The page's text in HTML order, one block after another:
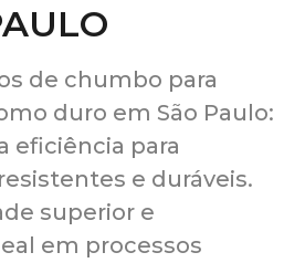
de chumbo para
duro em São Paulo:
eficiência para
e duráveis.
superior e
em processos